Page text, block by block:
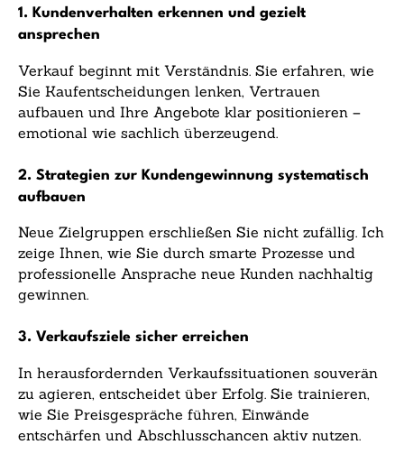
1. Kundenverhalten erkennen und gezielt
ansprechen
Verkauf beginnt mit Verständnis. Sie erfahren, wie
Sie Kaufentscheidungen lenken, Vertrauen
aufbauen und Ihre Angebote klar positionieren –
emotional wie sachlich überzeugend.
2. Strategien zur Kundengewinnung systematisch
aufbauen
Neue Zielgruppen erschließen Sie nicht zufällig. Ich
zeige Ihnen, wie Sie durch smarte Prozesse und
professionelle Ansprache neue Kunden nachhaltig
gewinnen.
3. Verkaufsziele sicher erreichen
In herausfordernden Verkaufssituationen souverän
zu agieren, entscheidet über Erfolg. Sie trainieren,
wie Sie Preisgespräche führen, Einwände
entschärfen und Abschlusschancen aktiv nutzen.